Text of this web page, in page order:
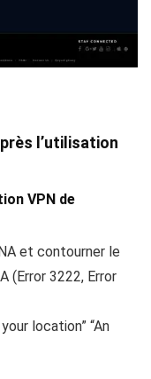
l’utilisation
VPN de
et contourner le
(Error 3222, Error
location” “An